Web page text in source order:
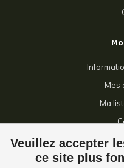
Veuillez accepter
ce site plus
Mes
Ma